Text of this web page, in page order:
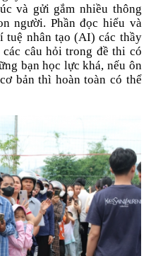
và gửi gắm nhiều thông
người. Phần đọc hiểu và
tuệ nhân tạo (AI) các thầy
câu hỏi trong đề thi có
bạn học lực khá, nếu ôn
bản thì hoàn toàn có thể